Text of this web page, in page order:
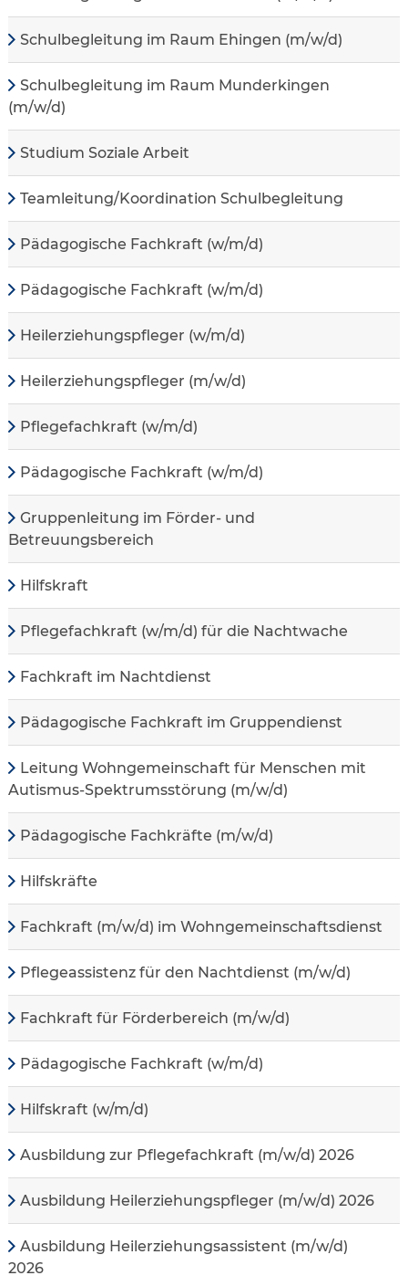
Schulbegleitung im Raum Ehingen (m/w/d)
Schulbegleitung im Raum Munderkingen
(m/w/d)
Studium Soziale Arbeit
Teamleitung/Koordination Schulbegleitung
Pädagogische Fachkraft (w/m/d)
Pädagogische Fachkraft (w/m/d)
Heilerziehungspfleger (w/m/d)
Heilerziehungspfleger (m/w/d)
Pflegefachkraft (w/m/d)
Pädagogische Fachkraft (w/m/d)
Gruppenleitung im Förder- und
Betreuungsbereich
Hilfskraft
Pflegefachkraft (w/m/d) für die Nachtwache
Fachkraft im Nachtdienst
Pädagogische Fachkraft im Gruppendienst
Leitung Wohngemeinschaft für Menschen mit
Autismus-Spektrumsstörung (m/w/d)
Pädagogische Fachkräfte (m/w/d)
Hilfskräfte
Fachkraft (m/w/d) im Wohngemeinschaftsdienst
Pflegeassistenz für den Nachtdienst (m/w/d)
Fachkraft für Förderbereich (m/w/d)
Pädagogische Fachkraft (w/m/d)
Hilfskraft (w/m/d)
Ausbildung zur Pflegefachkraft (m/w/d) 2026
Ausbildung Heilerziehungspfleger (m/w/d) 2026
Ausbildung Heilerziehungsassistent (m/w/d)
2026